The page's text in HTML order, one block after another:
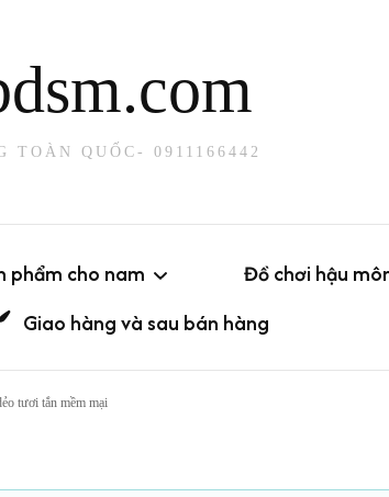
QUỐC- 0911166442
phẩm cho nam
cụ thủ dâm
Đồ chơi hậu
Đuôi cáo
Giao hàng và sau bán hàng
tươi tắn mềm mại